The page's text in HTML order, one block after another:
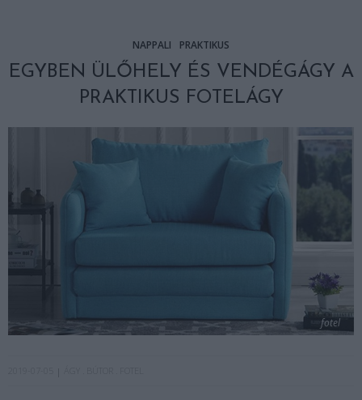
NAPPALI PRAKTIKUS
EGYBEN ÜLŐHELY ÉS VENDÉGÁGY A
PRAKTIKUS FOTELÁGY
fotel